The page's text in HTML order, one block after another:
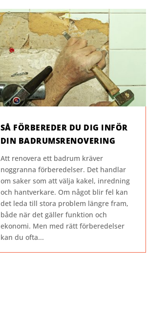
SÅ FÖRBEREDER DU DIG INFÖR
DIN BADRUMSRENOVERING
Att renovera ett badrum kräver
noggranna förberedelser. Det handlar
om saker som att välja kakel, inredning
och hantverkare. Om något blir fel kan
det leda till stora problem längre fram,
både när det gäller funktion och
ekonomi. Men med rätt förberedelser
kan du ofta...